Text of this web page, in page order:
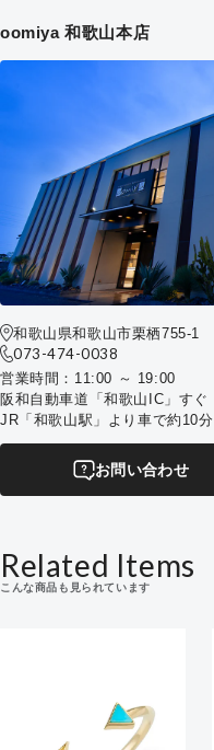
oomiya 和歌山本店
和歌山県和歌山市栗栖755-1
073-474-0038
営業時間：11:00 ～ 19:00
阪和自動車道「和歌山IC」すぐ
JR「和歌山駅」より車で約10分
お問い合わせ
Related Items
こんな商品も見られています